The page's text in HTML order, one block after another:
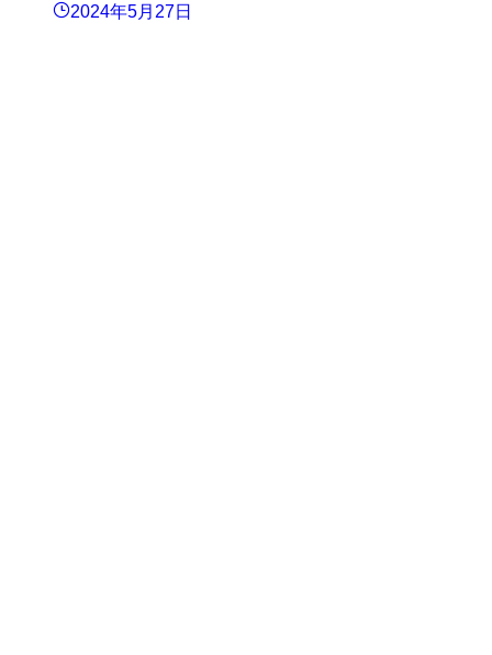
2024年5月27日